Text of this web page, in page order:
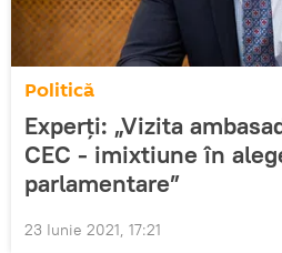
Politică
Experți: „Vizita
CEC - imixtiune în
parlamentare”
23 Iunie 2021, 17:21